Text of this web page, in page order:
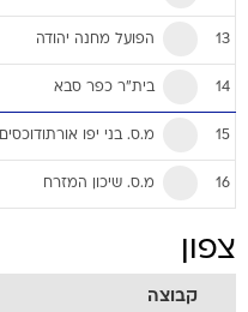
13 הפועל מחנה יהודה
14 בית"ר כפר סבא
15 מ.ס. בני יפו אורתודוכסים
16 מ.ס. שיכון המזרח
צפון
קבוצה